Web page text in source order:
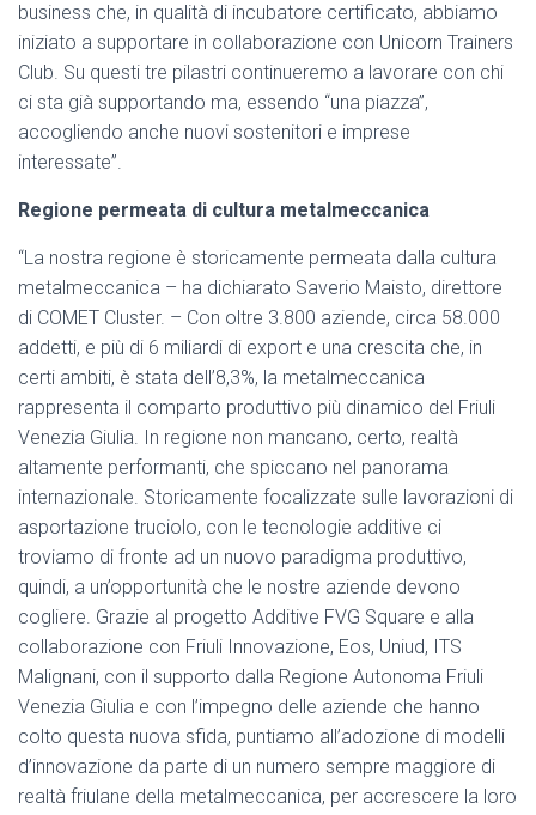
business che, in qualità di incubatore certificato, abbiamo
iniziato a supportare in collaborazione con Unicorn Trainers
Club. Su questi tre pilastri continueremo a lavorare con chi
ci sta già supportando ma, essendo “una piazza”,
accogliendo anche nuovi sostenitori e imprese
interessate”.
Regione permeata di cultura metalmeccanica
“La nostra regione è storicamente permeata dalla cultura
metalmeccanica – ha dichiarato Saverio Maisto, direttore
di COMET Cluster. – Con oltre 3.800 aziende, circa 58.000
addetti, e più di 6 miliardi di export e una crescita che, in
certi ambiti, è stata dell’8,3%, la metalmeccanica
rappresenta il comparto produttivo più dinamico del Friuli
Venezia Giulia. In regione non mancano, certo, realtà
altamente performanti, che spiccano nel panorama
internazionale. Storicamente focalizzate sulle lavorazioni di
asportazione truciolo, con le tecnologie additive ci
troviamo di fronte ad un nuovo paradigma produttivo,
quindi, a un’opportunità che le nostre aziende devono
cogliere. Grazie al progetto Additive FVG Square e alla
collaborazione con Friuli Innovazione, Eos, Uniud, ITS
Malignani, con il supporto dalla Regione Autonoma Friuli
Venezia Giulia e con l’impegno delle aziende che hanno
colto questa nuova sfida, puntiamo all’adozione di modelli
d’innovazione da parte di un numero sempre maggiore di
realtà friulane della metalmeccanica, per accrescere la loro